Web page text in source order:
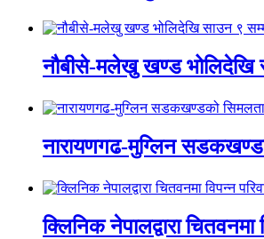
नौबीसे-मलेखु खण्ड भोलिदेखि
नारायणगढ-मुग्लिन
क्लिनिक नेपालद्वारा